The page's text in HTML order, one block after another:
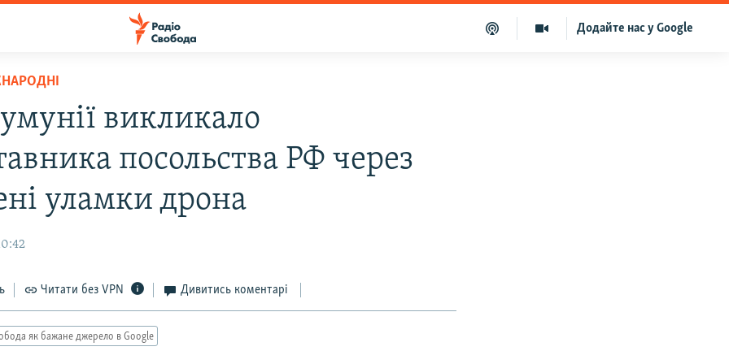
Додайте нас у Google
викликало
посольства РФ через
уламки дрона
Читати без VPN Дивитись коментарі
як бажане джерело в Google